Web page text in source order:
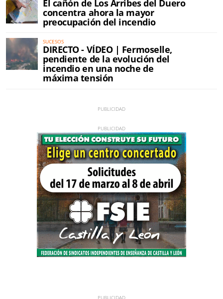
El cañón de Los Arribes del Duero
concentra ahora la mayor
preocupación del incendio
SUCESOS
DIRECTO - VÍDEO | Fermoselle,
pendiente de la evolución del
incendio en una noche de
máxima tensión